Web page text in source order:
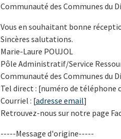
Communauté des Communes du
Vous en souhaitant bonne
Sincères salutations.
Marie-Laure POUJOL
Pôle Administratif/Service
Communauté des Communes du
Tel direct : [numéro de téléphone
Courriel : [adresse email]
Retrouvez-nous sur notre page
-----Message d'origine-----